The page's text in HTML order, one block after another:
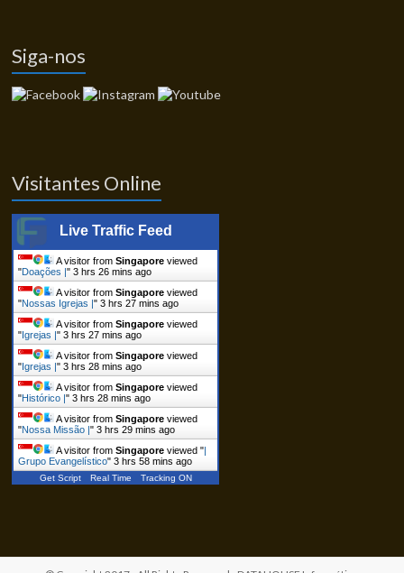
Siga-nos
Visitantes Online
Live Traffic Feed
A visitor fromSingapore viewed
"Doações |"3 hrs 26 mins ago
A visitor fromSingapore viewed
"Nossas Igrejas |"3 hrs 27 mins ago
A visitor fromSingapore viewed
"Igrejas |"3 hrs 27 mins ago
A visitor fromSingapore viewed
"Igrejas |"3 hrs 28 mins ago
A visitor fromSingapore viewed
"Histórico |"3 hrs 28 mins ago
A visitor fromSingapore viewed
"Nossa Missão |"3 hrs 29 mins ago
A visitor fromSingapore viewed "|
Grupo Evangelístico"3 hrs 58 mins ago
Get Script Real Time Tracking ON